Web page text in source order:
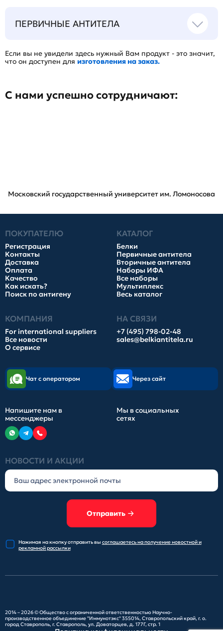
ПЕРВИЧНЫЕ АНТИТЕЛА
Если вы не увидели здесь нужный Вам продукт - это значит,
что он доступен для изготовления на заказ.
С нами успешно сотрудничают:
Московский государственный университет им. Ломоносова
ПОКУПАТЕЛЮ
Регистрация
Контакты
Доставка
Оплата
Качество
Как искать?
Поиск по антигену
КАТАЛОГ
Белки
Первичные антитела
Вторичные антитела
Наборы ИФА
Все наборы
Мультиплекс
Весь каталог
КОМПАНИЯ
For international suppliers
Все новости
О сервисе
НА СВЯЗИ
+7 (495) 798-02-48
sales@belkiantitela.ru
НОВОСТИ И АКЦИИ
Отправить
Нажимая на кнопку отправитьвы соглашаетесь на получениеновостной и
рекламной рассылки
Чат с оператором Через сайт
Напишите нам в
мессенджеры
Мы в социальных
сетях
2014 – 2026 ©Общество с ограниченной ответственностью Научно-
производственное объединение "Иммунотэкс"355014, Ставропольский край, г. о.
город Ставрополь, г. Ставрополь, ул. Доваторцев, д. 177Г, стр. 1